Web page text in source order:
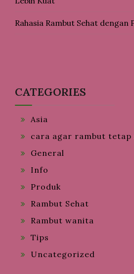
Rahasia Rambut Sehat dengan
CATEGORIES
Asia
cara agar rambut tetap
General
Info
Produk
Rambut Sehat
Rambut wanita
Tips
Uncategorized